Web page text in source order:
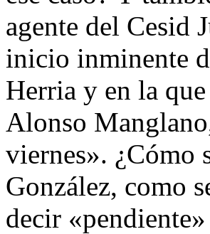
agente del Cesid
inicio inminente
Herria y en la
Alonso
viernes». ¿Cómo
González, como
decir